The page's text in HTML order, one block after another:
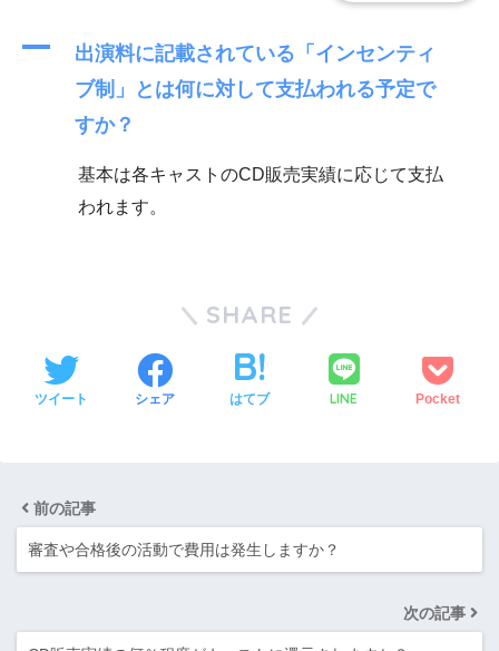
A
出演料に記載されている「インセンティ
ブ制」とは何に対して支払われる予定で
すか？
基本は各キャストのCD販売実績に応じて支払
われます。
SHARE
ツイート シェア はてブ LINE Pocket
前の記事
審査や合格後の活動で費用は発生しますか？
次の記事